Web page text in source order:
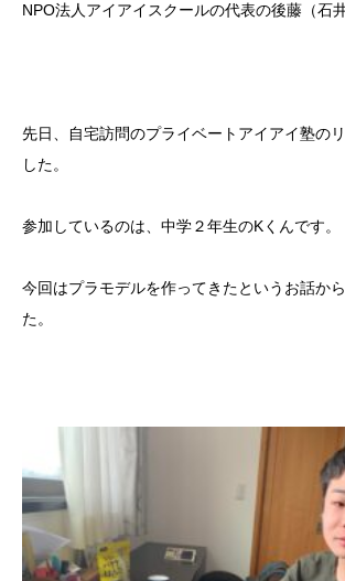
NPO法人アイアイスクールの代表の後藤（石
先日、自宅訪問のプライベートアイアイ塾の
した。
参加しているのは、中学２年生のKくんです。
今回はプラモデルを作ってきたというお話か
た。